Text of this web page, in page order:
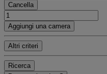
Cancella
Aggiungi una camera
Altri criteri
Ricerca